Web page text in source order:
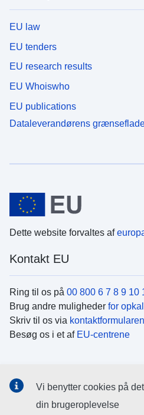
EU law
EU tenders
EU research results
EU Whoiswho
EU publications
Dataleverandørens
Dette website forvaltes af
Kontakt EU
Ring til os på 00 800 6 7 8 9 10
Brug andre muligheder for
Skriv til os via kontaktformularen
Besøg os i et af EU-centrene
Søg efter EU's sider påsociale
Vi benytter cookies på
din brugeroplevelse